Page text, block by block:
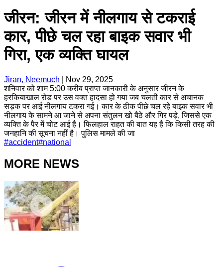
जीरन: जीरन में नीलगाय से टकराई
कार, पीछे चल रहा बाइक सवार भी
गिरा, एक व्यक्ति घायल
Jiran, Neemuch
Nov 29, 2025
शनिवार को शाम 5:00 करीब प्राप्त जानकारी के अनुसार जीरन के
हरकियाखाल रोड पर उस वक्त हादसा हो गया जब चलती कार से अचानक
सड़क पर आई नीलगाय टकरा गई। कार के ठीक पीछे चल रहे बाइक सवार भी
नीलगाय के सामने आ जाने से अपना संतुलन खो बैठे और गिर पड़े, जिससे एक
व्यक्ति के पैर में चोट आई है। फिलहाल राहत की बात यह है कि किसी तरह की
जनहानि की सूचना नहीं है। पुलिस मामले की जा
#accident#national
MORE NEWS